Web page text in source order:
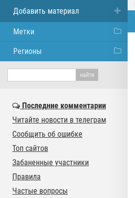
Добавить материал
Метки
Регионы
Последние комментарии
Читайте новости в телеграм
Сообщить об ошибке
Топ сайтов
Забаненные участники
Правила
Частые вопросы